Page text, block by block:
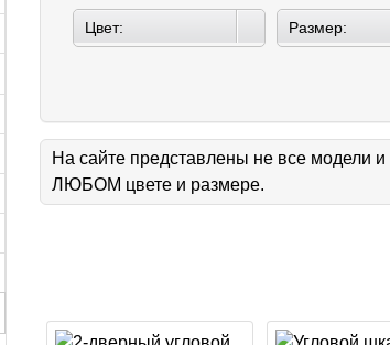
Цвет: Размер:
На сайте представлены не все модели
ЛЮБОМ цвете и размере.